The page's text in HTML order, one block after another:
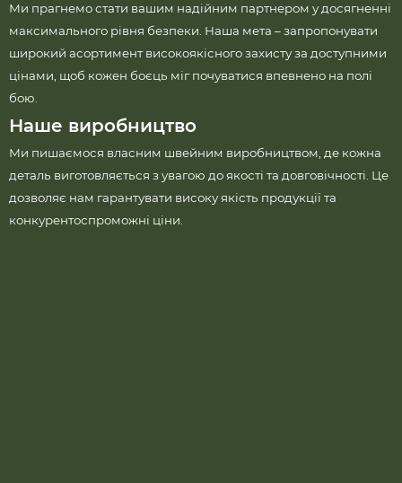
Ми прагнемо стати вашим надійним партнером у досягненні
максимального рівня безпеки. Наша мета – запропонувати
широкий асортимент високоякісного захисту за доступними
цінами, щоб кожен боєць міг почуватися впевнено на полі
бою.
Наше виробництво
Ми пишаємося власним швейним виробництвом, де кожна
деталь виготовляється з увагою до якості та довговічності. Це
дозволяє нам гарантувати високу якість продукції та
конкурентоспроможні ціни.